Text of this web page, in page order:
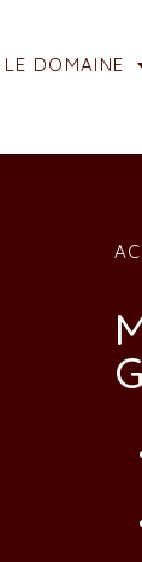
LE DOMAINE